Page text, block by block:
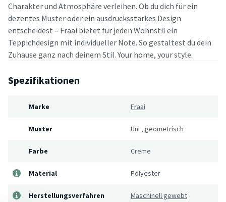
Charakter und Atmosphäre verleihen. Ob du dich für ein
dezentes Muster oder ein ausdrucksstarkes Design
entscheidest – Fraai bietet für jeden Wohnstil ein
Teppichdesign mit individueller Note. So gestaltest du dein
Zuhause ganz nach deinem Stil. Your home, your style.
Spezifikationen
Marke Fraai
Muster Uni , geometrisch
Farbe Creme
Material Polyester
Herstellungsverfahren Maschinell gewebt